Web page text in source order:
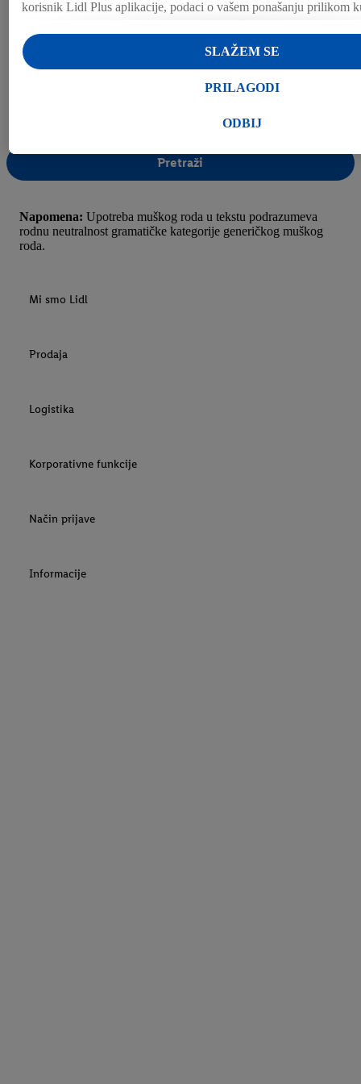
Pretraži
Napomena: Upotreba muškog roda u tekstu podrazumeva
rodnu neutralnost gramatičke kategorije generičkog muškog
roda.
Mi smo Lidl
Prodaja
Logistika
Korporativne funkcije
Način prijave
Informacije
korisnik Lidl Plus aplikacije, podaci o vašem ponašanju prilikom
U odeljku „Prilagodi“ možete pronaći pojedinačne svrhe i
obradi podataka, te u skladu sa tim dozvoliti.
Klikom na „Odbij“, možete dozvoliti upotrebu samo neophodnih
informacija, uključujući period čuvanja podataka, kao i pravo na
Izjave možete pronaći ovde.
ODBIJ
PRILAGODI
SLAŽEM SE